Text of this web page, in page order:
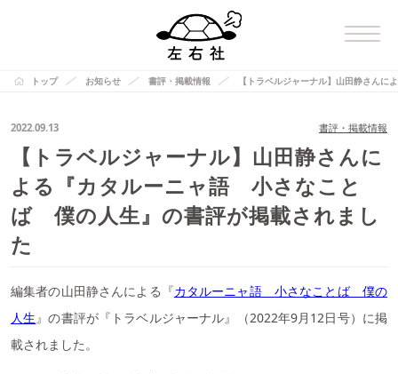
トップ お知らせ 書評・掲載情報 【トラベルジャーナル】山田静さん
2022.09.13 書評・掲載情報
【トラベルジャーナル】山田静さんに
よる『カタルーニャ語 小さなこと
ば 僕の人生』の書評が掲載されまし
た
編集者の山田静さんによる『カタルーニャ語 小さなことば 僕の
人生』の書評が『トラベルジャーナル』（2022年9月12日号）に掲
載されました。